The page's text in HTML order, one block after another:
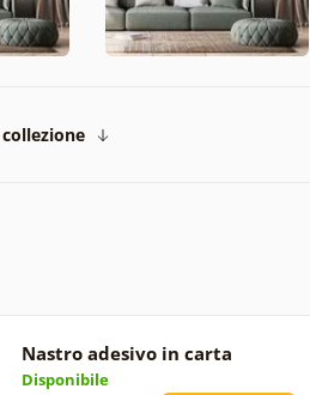
Nastro adesivo in carta
Disponibile